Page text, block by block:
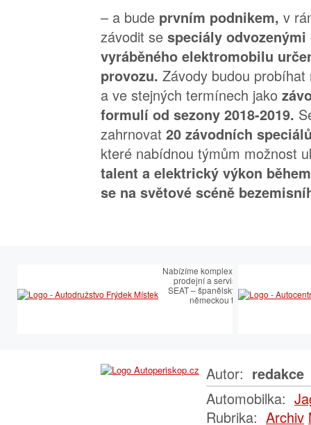
– a bude prvním podnikem, v
závodit se speciály
vyráběného elektromobilu
provozu. Závody budou
a ve stejných termínech jako
formulí od sezony 2018-2019.
zahrnovat 20 závodních
které nabídnou týmům možnost
talent a elektrický výkon
se na světové scéně
Nabízíme komplexní služby v oblasti
prodejní a servisní péče SEAT.
SEAT – španělský temperament s
německou technologií
Autor: redakce
Automobilka:
Rubrika: Archiv